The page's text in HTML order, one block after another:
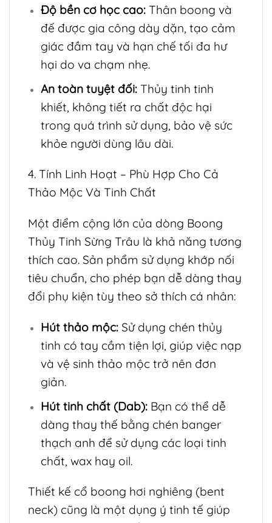
Độ bền cơ học cao:Thân boong và
đế được gia công dày dặn, tạo cảm
giác đầm tay và hạn chế tối đa hư
hại do va chạm nhẹ.
An toàn tuyệt đối:Thủy tinh tinh
khiết, không tiết ra chất độc hại
trong quá trình sử dụng, bảo vệ sức
khỏe người dùng lâu dài.
4. Tính Linh Hoạt – Phù Hợp Cho Cả
Thảo Mộc Và Tinh Chất
Một điểm cộng lớn của dòng Boong
Thủy Tinh Sừng Trâu là khả năng tương
thích cao. Sản phẩm sử dụng khớp nối
tiêu chuẩn, cho phép bạn dễ dàng thay
đổi phụ kiện tùy theo sở thích cá nhân:
Hút thảo mộc:Sử dụng chén thủy
tinh có tay cầm tiện lợi, giúp việc nạp
và vệ sinh thảo mộc trở nên đơn
giản.
Hút tinh chất (Dab):Bạn có thể dễ
dàng thay thế bằng chén banger
thạch anh để sử dụng các loại tinh
chất, wax hay oil.
Thiết kế cổ boong hơi nghiêng (bent
neck) cũng là một dụng ý tinh tế giúp